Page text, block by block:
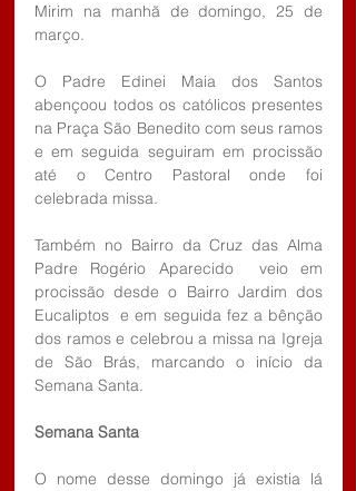
Mirim na manhã de domingo, 25 de
março.
O Padre Edinei Maia dos Santos
abençoou todos os católicos presentes
na Praça São Benedito com seus ramos
e em seguida seguiram em procissão
até o Centro Pastoral onde foi
celebrada missa.
Também no Bairro da Cruz das Alma
Padre Rogério Aparecido  veio em
procissão desde o Bairro Jardim dos
Eucaliptos  e em seguida fez a bênção
dos ramos e celebrou a missa na Igreja
de São Brás, marcando o início da
Semana Santa.
Semana Santa
O nome desse domingo já existia lá